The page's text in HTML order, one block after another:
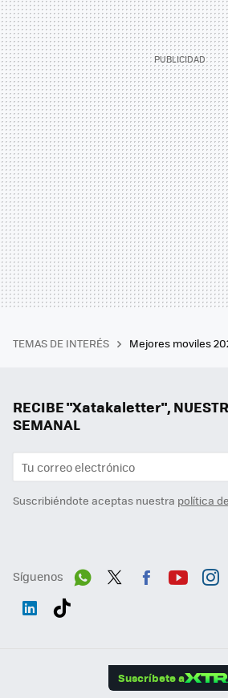
TEMAS DE INTERÉS Mejores moviles
RECIBE "Xatakaletter",
SEMANAL
Suscribiéndote aceptas nuestra política
Síguenos
Suscríbete a